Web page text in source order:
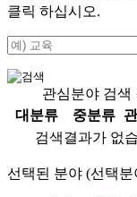
클릭 하십시오.
관심분야 검색
대분류
중분류
검색결과가 없
선택된 분야 (선택